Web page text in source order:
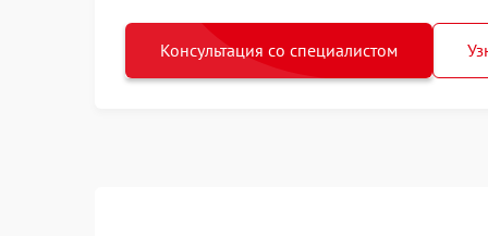
Консультация со специалистом